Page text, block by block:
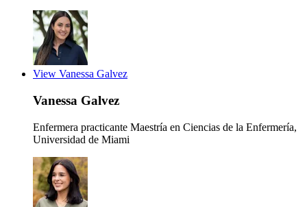
View Vanessa Galvez
Vanessa Galvez
Enfermera practicante Maestría en Ciencias de la Enfermería,
Universidad de Miami